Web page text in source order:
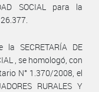
SOCIAL para la
la SECRETARÍA DE
, se homologó, con
N° 1.370/2008, el
RURALES Y